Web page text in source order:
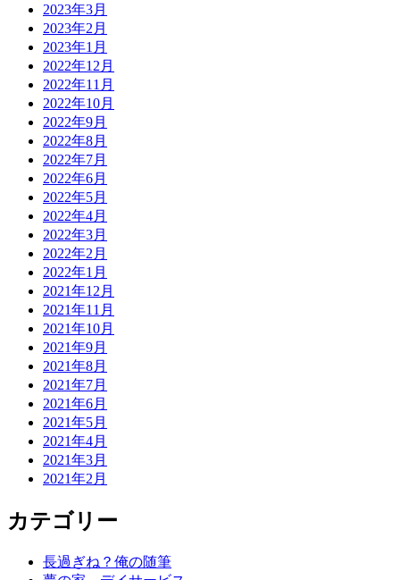
2023年3月
2023年2月
2023年1月
2022年12月
2022年11月
2022年10月
2022年9月
2022年8月
2022年7月
2022年6月
2022年5月
2022年4月
2022年3月
2022年2月
2022年1月
2021年12月
2021年11月
2021年10月
2021年9月
2021年8月
2021年7月
2021年6月
2021年5月
2021年4月
2021年3月
2021年2月
カテゴリー
長過ぎね？俺の随筆